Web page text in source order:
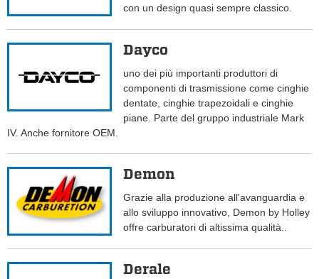
con un design quasi sempre classico.
Dayco
uno dei più importanti produttori di
componenti di trasmissione come cinghie
dentate, cinghie trapezoidali e cinghie
piane. Parte del gruppo industriale Mark
IV. Anche fornitore OEM.
Demon
Grazie alla produzione all'avanguardia e
allo sviluppo innovativo, Demon by Holley
offre carburatori di altissima qualità..
Derale